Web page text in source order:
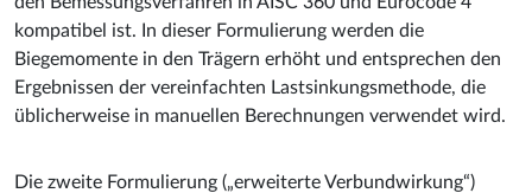
kompatibel ist. In dieser Formulierung werden die
Biegemomente in den Trägern erhöht und entsprechen den
Ergebnissen der vereinfachten Lastsinkungsmethode, die
üblicherweise in manuellen Berechnungen verwendet wird.
Die zweite Formulierung („erweiterte Verbundwirkung“)